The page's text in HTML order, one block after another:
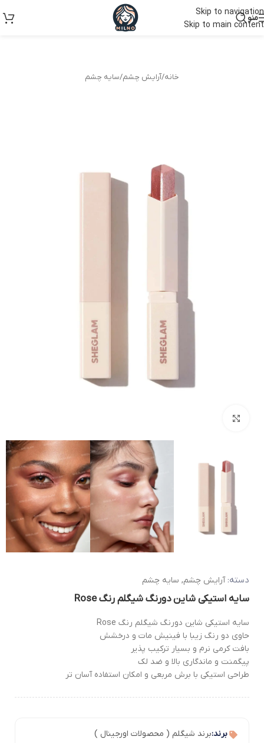
Skip to navigation
Skip to main content
منو
خانه/آرایش چشم/سایه چشم
دسته: آرایش چشم, سایه چشم
سایه استیکی شاین دورنگ شیگلم رنگ Rose
سایه استیکی شاین دورنگ شیگلم رنگ Rose
حاوی دو رنگ زیبا با فینیش مات و درخشش
بافت کرمی نرم و بسیار ترکیب پذیر
پیگمنت و ماندگاری بالا و ضد لک
طراحی استیکی با برش مربعی و امکان استفاده آسان تر
برند:برند شیگلم ( محصولات اورجینال )